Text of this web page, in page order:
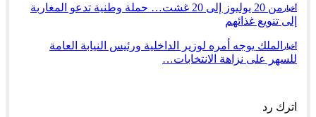
أخبار
من 20 يوليوز إلى 20 غشت… حملة وطنية تدعو المغاربة
إلى تنويع غذائهم
أخبار
الملك يوجه أمره لوزير الداخلية ورئيس النيابة العامة
للسهر على نزاهة الانتخابات…
اترك رد